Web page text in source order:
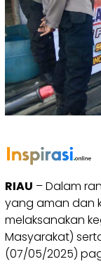
RIAU – Dalam
yang aman dan
melaksanakan
Masyarakat)
(07/05/2025)